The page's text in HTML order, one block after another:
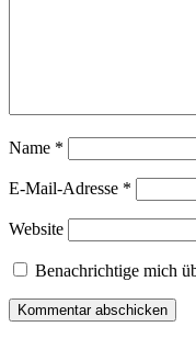
Name *
E-Mail-Adresse *
Website
Benachrichtige mich